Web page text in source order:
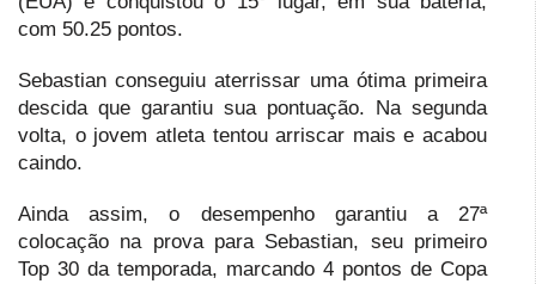
com 50.25 pontos.
Sebastian conseguiu aterrissar uma ótima primeira
descida que garantiu sua pontuação. Na segunda
volta, o jovem atleta tentou arriscar mais e acabou
caindo.
Ainda assim, o desempenho garantiu a 27ª
colocação na prova para Sebastian, seu primeiro
Top 30 da temporada, marcando 4 pontos de Copa